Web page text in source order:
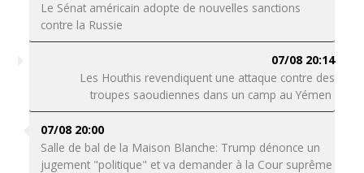
Le Sénat américain adopte de nouvelles sanctions
contre la Russie
07/08 20:14
Les Houthis revendiquent une attaque contre des
troupes saoudiennes dans un camp au Yémen
07/08 20:00
Salle de bal de la Maison Blanche: Trump dénonce un
jugement "politique" et va demander à la Cour suprême